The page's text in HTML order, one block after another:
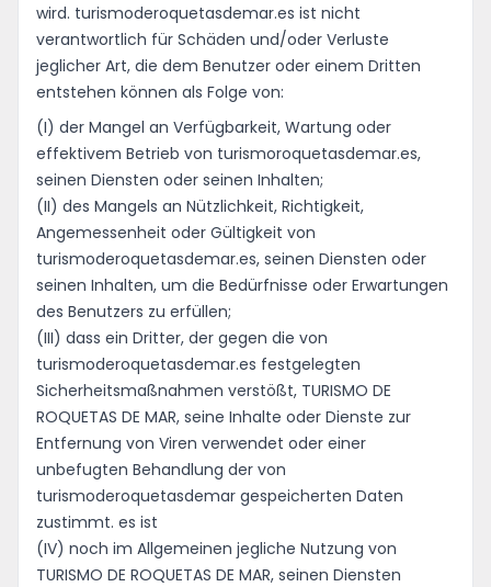
wird. turismoderoquetasdemar.es ist nicht
verantwortlich für Schäden und/oder Verluste
jeglicher Art, die dem Benutzer oder einem Dritten
entstehen können als Folge von:
(I) der Mangel an Verfügbarkeit, Wartung oder
effektivem Betrieb von turismoroquetasdemar.es,
seinen Diensten oder seinen Inhalten;
(II) des Mangels an Nützlichkeit, Richtigkeit,
Angemessenheit oder Gültigkeit von
turismoderoquetasdemar.es, seinen Diensten oder
seinen Inhalten, um die Bedürfnisse oder Erwartungen
des Benutzers zu erfüllen;
(III) dass ein Dritter, der gegen die von
turismoderoquetasdemar.es festgelegten
Sicherheitsmaßnahmen verstößt, TURISMO DE
ROQUETAS DE MAR, seine Inhalte oder Dienste zur
Entfernung von Viren verwendet oder einer
unbefugten Behandlung der von
turismoderoquetasdemar gespeicherten Daten
zustimmt. es ist
(IV) noch im Allgemeinen jegliche Nutzung von
TURISMO DE ROQUETAS DE MAR, seinen Diensten